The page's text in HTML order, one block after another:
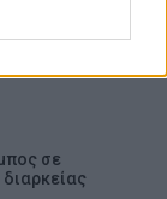
καμιά
σε
διαρκείας